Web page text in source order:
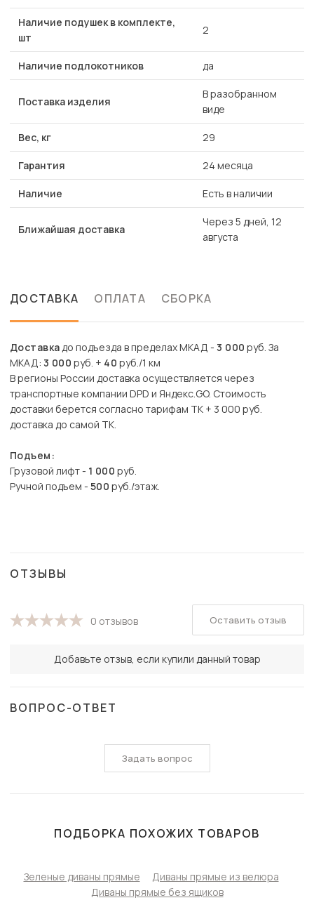
Наличие подушек в комплекте,
шт
2
Наличие подлокотников да
Поставка изделия
В разобранном
виде
Вес, кг 29
Гарантия 24 месяца
Наличие Есть в наличии
Ближайшая доставка
Через 5 дней, 12
августа
ДОСТАВКА ОПЛАТА СБОРКА
Доставкадо подъезда в пределах МКАД -3 000 руб. За
МКАД: 3 000 руб. + 40 руб./1 км
В регионы России доставка осуществляется через
транспортные компании DPD и Яндекс.GO. Стоимость
доставки берется согласно тарифам ТК + 3 000 руб.
доставка до самой ТК.
Подъем:
Грузовой лифт - 1 000 руб.
Ручной подъем - 500 руб./этаж.
ОТЗЫВЫ
0 отзывов
Добавьте отзыв, если купили данный товар
Оставить отзыв
ВОПРОС-ОТВЕТ
Задать вопрос
ПОДБОРКА ПОХОЖИХ ТОВАРОВ
Зеленые диваны прямые
Диваны прямые из велюра
Диваны прямые без ящиков